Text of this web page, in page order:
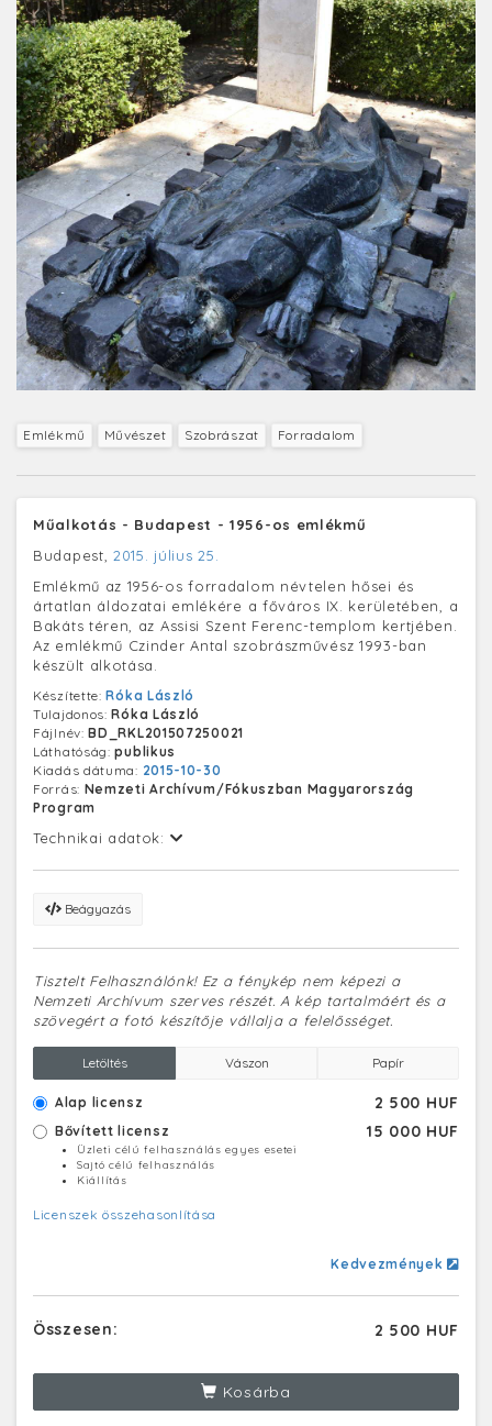
Emlékmű Művészet Szobrászat Forradalom
Műalkotás - Budapest - 1956-os emlékmű
Budapest, 2015. július 25.
Emlékmű az 1956-os forradalom névtelen hősei és
ártatlan áldozatai emlékére a főváros IX. kerületében, a
Bakáts téren, az Assisi Szent Ferenc-templom kertjében.
Az emlékmű Czinder Antal szobrászművész 1993-ban
készült alkotása.
Készítette:Róka László
Tulajdonos:Róka László
Fájlnév:BD_RKL201507250021
Láthatóság:publikus
Kiadás dátuma: 2015-10-30
Forrás: Nemzeti Archívum/Fókuszban Magyarország
Program
Technikai adatok:
Beágyazás
Tisztelt Felhasználónk! Ez a fénykép nem képezi a
Nemzeti Archívum szerves részét. A kép tartalmáért és a
szövegért a fotó készítője vállalja a felelősséget.
Letöltés Vászon Papír
Alap licensz 2 500 HUF
Bővített licensz 15 000 HUF
Üzleti célú felhasználás egyes esetei
Sajtó célú felhasználás
Kiállítás
Licenszek összehasonlítása
Kedvezmények
Összesen: 2 500 HUF
Kosárba